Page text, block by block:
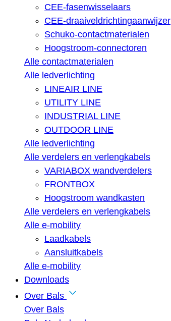
CEE-fasenwisselaars
CEE-draaiveldrichtingaanwijzer
Schuko-contactmaterialen
Hoogstroom-connectoren
Alle contactmaterialen
Alle ledverlichting
LINEAIR LINE
UTILITY LINE
INDUSTRIAL LINE
OUTDOOR LINE
Alle ledverlichting
Alle verdelers en verlengkabels
VARIABOX wandverdelers
FRONTBOX
Hoogstroom wandkasten
Alle verdelers en verlengkabels
Alle e-mobility
Laadkabels
Aansluitkabels
Alle e-mobility
Downloads
Over Bals
Over Bals